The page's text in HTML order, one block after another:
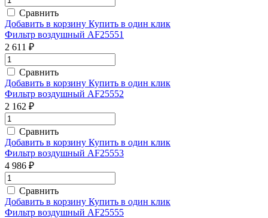
Сравнить
Добавить в корзину Купить в один клик
Фильтр воздушный AF25551
2 611 ₽
Сравнить
Добавить в корзину Купить в один клик
Фильтр воздушный AF25552
2 162 ₽
Сравнить
Добавить в корзину Купить в один клик
Фильтр воздушный AF25553
4 986 ₽
Сравнить
Добавить в корзину Купить в один клик
Фильтр воздушный AF25555